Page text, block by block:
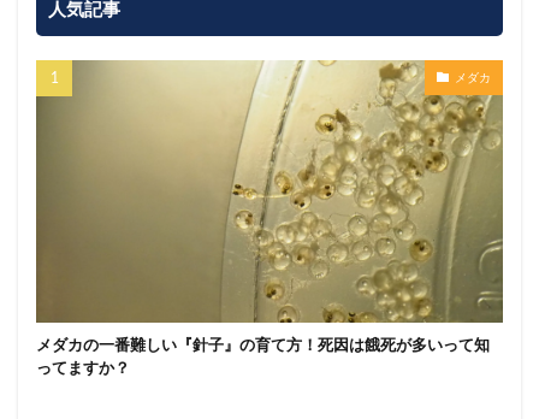
人気記事
メダカ
メダカの一番難しい『針子』の育て方！死因は餓死が多いって知
ってますか？